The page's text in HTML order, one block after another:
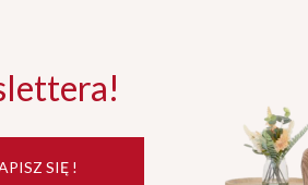
SIĘ !